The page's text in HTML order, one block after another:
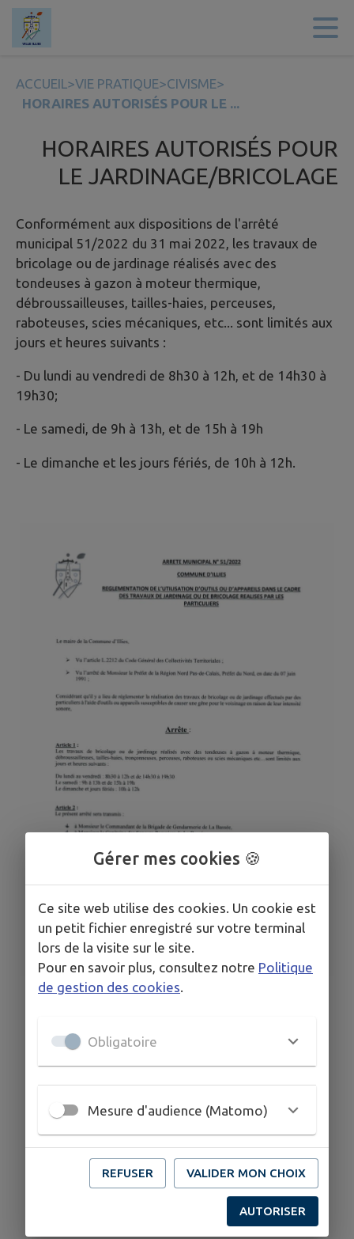
Contenu
ACCUEIL >VIE PRATIQUE>CIVISME>
HORAIRES AUTORISÉS POUR LE ...
HORAIRES AUTORISÉS POUR
LE JARDINAGE/BRICOLAGE
Conformément aux dispositions de l'arrêté
municipal 51/2022 du 31 mai 2022, les travaux de
bricolage ou de jardinage réalisés avec des
tondeuses à gazon à moteur thermique,
débroussailleuses, tailles-haies, perceuses,
raboteuses, scies mécaniques, etc... sont limités aux
jours et heures suivants :
- Du lundi au vendredi de 8h30 à 12h, et de 14h30 à
19h30;
- Le samedi, de 9h à 13h, et de 15h à 19h
- Le dimanche et les jours fériés, de 10h à 12h.
Gérer mes cookies 🍪
Ce site web utilise des cookies. Un cookie est
un petit fichier enregistré sur votre terminal
lors de la visite sur le site.
Pour en savoir plus, consultez notre Politique
de gestion des cookies.
Obligatoire
Mesure d'audience (Matomo)
REFUSER VALIDER MON CHOIX
AUTORISER